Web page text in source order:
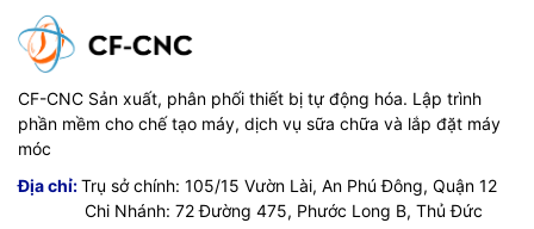
CF-CNC Sản xuất, phân phối thiết bị tự động hóa. Lập trình
phần mềm cho chế tạo máy, dịch vụ sữa chữa và lắp đặt máy
móc
Địa chỉ:Trụ sở chính: 105/15 Vườn Lài, An Phú Đông, Quận 12
Chi Nhánh: 72 Đường 475, Phước Long B, Thủ Đức